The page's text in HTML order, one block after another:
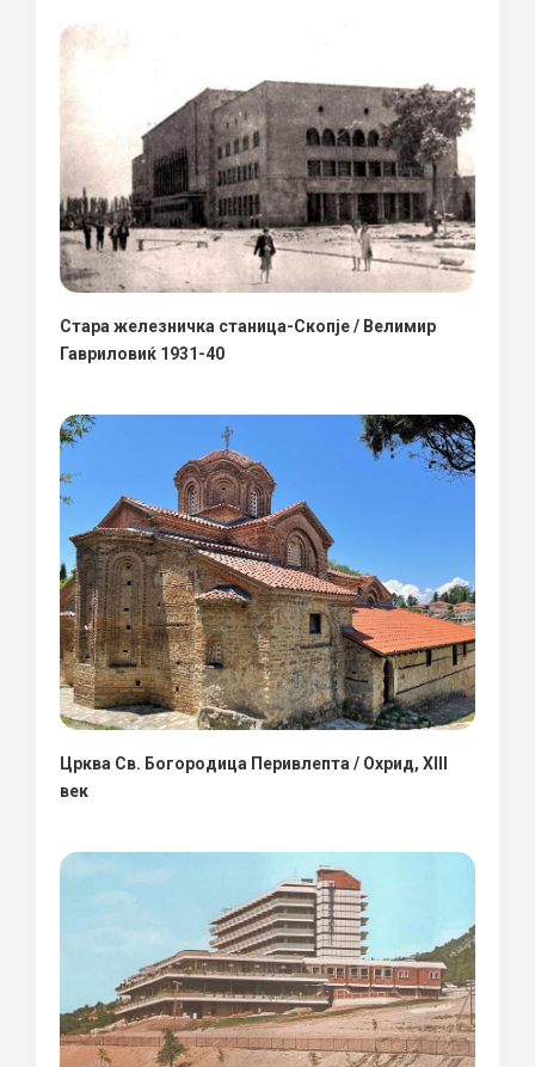
Стара железничка станица-Скопје / Велимир
Гавриловиќ 1931-40
Црква Св. Богородица Перивлепта / Охрид, XIII
век